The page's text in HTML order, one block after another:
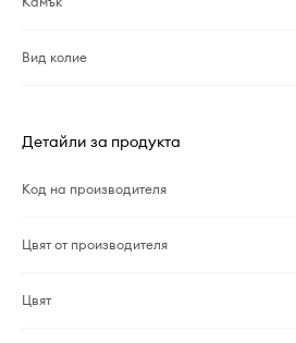
Вид колие
Детайли за продукта
Код на производителя
Цвят от производителя
Цвят